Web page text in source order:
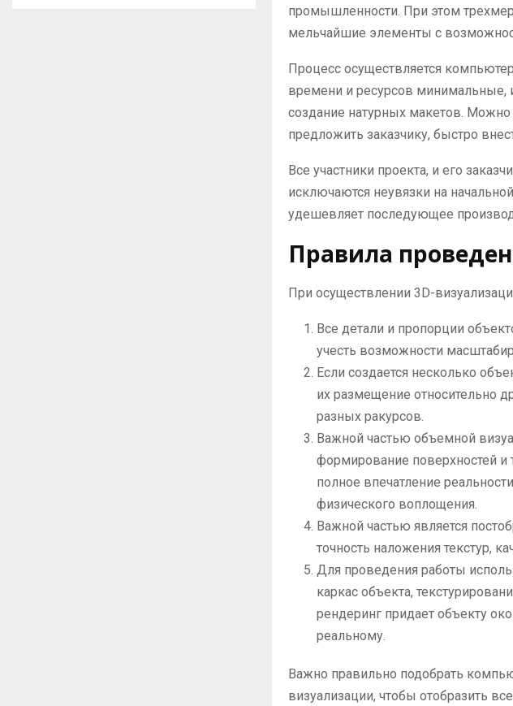
промышленности. При этом
мельчайшие элементы с
Процесс осуществляется
времени и ресурсов минимальные,
создание натурных макетов. Можно
предложить заказчику, быстро
Все участники проекта, и его
исключаются неувязки на
удешевляет последующее
Правила
При осуществлении 3D-
Все детали и пропорции
учесть возможности
Если создается несколько
их размещение относительно
разных ракурсов.
Важной частью объемной
формирование поверхностей и
полное впечатление
физического воплощения.
Важной частью является
точность наложения текстур,
Для проведения работы
каркас объекта,
рендеринг придает объекту
реальному.
Важно правильно подобрать
визуализации, чтобы отобразить